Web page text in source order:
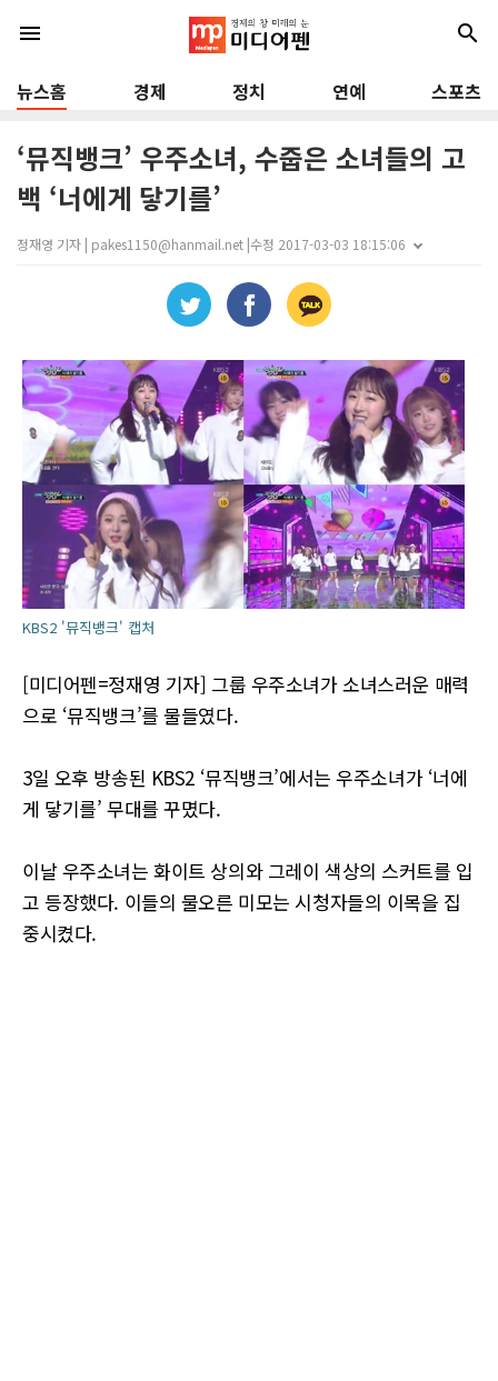
menu search
뉴스홈 경제 정치 연예 스포츠
‘뮤직뱅크’ 우주소녀, 수줍은 소녀들의 고
백 ‘너에게 닿기를’
정재영 기자 | pakes1150@hanmail.net |수정 2017-03-03 18:15:06
KBS2 '뮤직뱅크' 캡처
[미디어펜=정재영 기자] 그룹 우주소녀가 소녀스러운 매력
으로 ‘뮤직뱅크’를 물들였다.
3일 오후 방송된 KBS2 ‘뮤직뱅크’에서는 우주소녀가 ‘너에
게 닿기를’ 무대를 꾸몄다.
이날 우주소녀는 화이트 상의와 그레이 색상의 스커트를 입
고 등장했다. 이들의 물오른 미모는 시청자들의 이목을 집
중시켰다.